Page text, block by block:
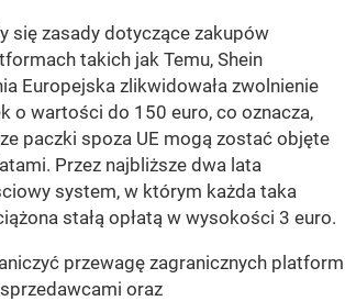
się zasady dotyczące zakupów
takich jak Temu, Shein
Europejska zlikwidowała zwolnienie
o wartości do 150 euro, co oznacza,
paczki spoza UE mogą zostać objęte
Przez najbliższe dwa lata
system, w którym każda taka
stałą opłatą w wysokości 3 euro.
przewagę zagranicznych platform
oraz